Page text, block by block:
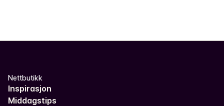
Nettbutikk
Inspirasjon
Middagstips